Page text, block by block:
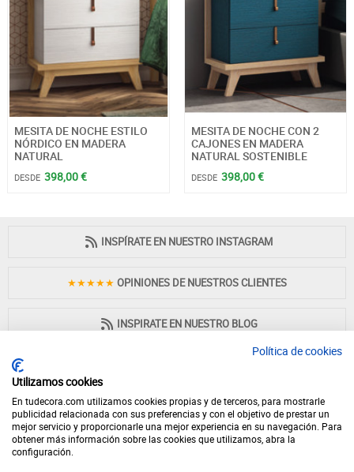
MESITA DE NOCHE ESTILO
NÓRDICO EN MADERA
NATURAL
DESDE 398,00 €
MESITA DE NOCHE CON 2
CAJONES EN MADERA
NATURAL SOSTENIBLE
DESDE 398,00 €
INSPÍRATE EN NUESTRO INSTAGRAM
★★★★★ OPINIONES DE NUESTROS CLIENTES
INSPIRATE EN NUESTRO BLOG
PAGO 100% SEGURO
Política de cookies
Utilizamos cookies
En tudecora.com utilizamos cookies propias y de terceros, para mostrarle
publicidad relacionada con sus preferencias y con el objetivo de prestar un
mejor servicio y proporcionarle una mejor experiencia en su navegación. Para
obtener más información sobre las cookies que utilizamos, abra la
configuración.